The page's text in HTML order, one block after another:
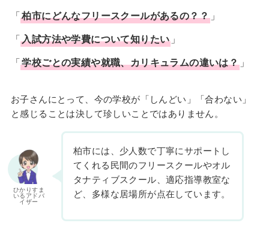
「柏市にどんなフリースクールがあるの？？」
「入試方法や学費について知りたい 」
「学校ごとの実績や就職、カリキュラムの違いは？ 」
お子さんにとって、今の学校が「しんどい」「合わない」
と感じることは決して珍しいことではありません。
ひかりすま
いるアドバ
イザー
柏市には、少人数で丁寧にサポートし
てくれる民間のフリースクールやオル
タナティブスクール、適応指導教室な
ど、多様な居場所が点在しています。